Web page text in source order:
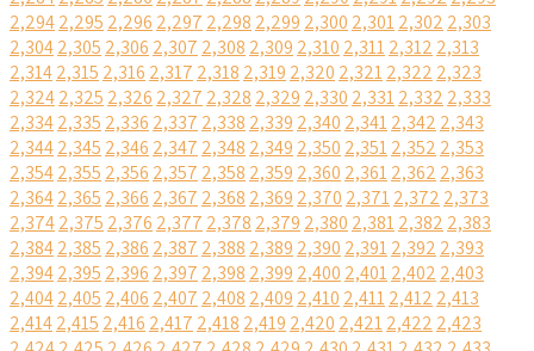
2,2942,295 2,296 2,297 2,298 2,299 2,300 2,3012,302 2,303
2,3042,305 2,306 2,307 2,308 2,309 2,310 2,3112,312 2,313
2,3142,315 2,316 2,317 2,318 2,319 2,320 2,3212,322 2,323
2,3242,325 2,326 2,327 2,328 2,329 2,330 2,3312,332 2,333
2,3342,335 2,336 2,337 2,338 2,339 2,340 2,3412,342 2,343
2,3442,345 2,346 2,347 2,348 2,349 2,350 2,3512,352 2,353
2,3542,355 2,356 2,357 2,358 2,359 2,360 2,3612,362 2,363
2,3642,365 2,366 2,367 2,368 2,369 2,370 2,3712,372 2,373
2,3742,375 2,376 2,377 2,378 2,379 2,380 2,3812,382 2,383
2,3842,385 2,386 2,387 2,388 2,389 2,390 2,3912,392 2,393
2,3942,395 2,396 2,397 2,398 2,399 2,400 2,4012,402 2,403
2,4042,405 2,406 2,407 2,408 2,409 2,410 2,4112,412 2,413
2,4142,415 2,416 2,417 2,418 2,419 2,420 2,4212,422 2,423